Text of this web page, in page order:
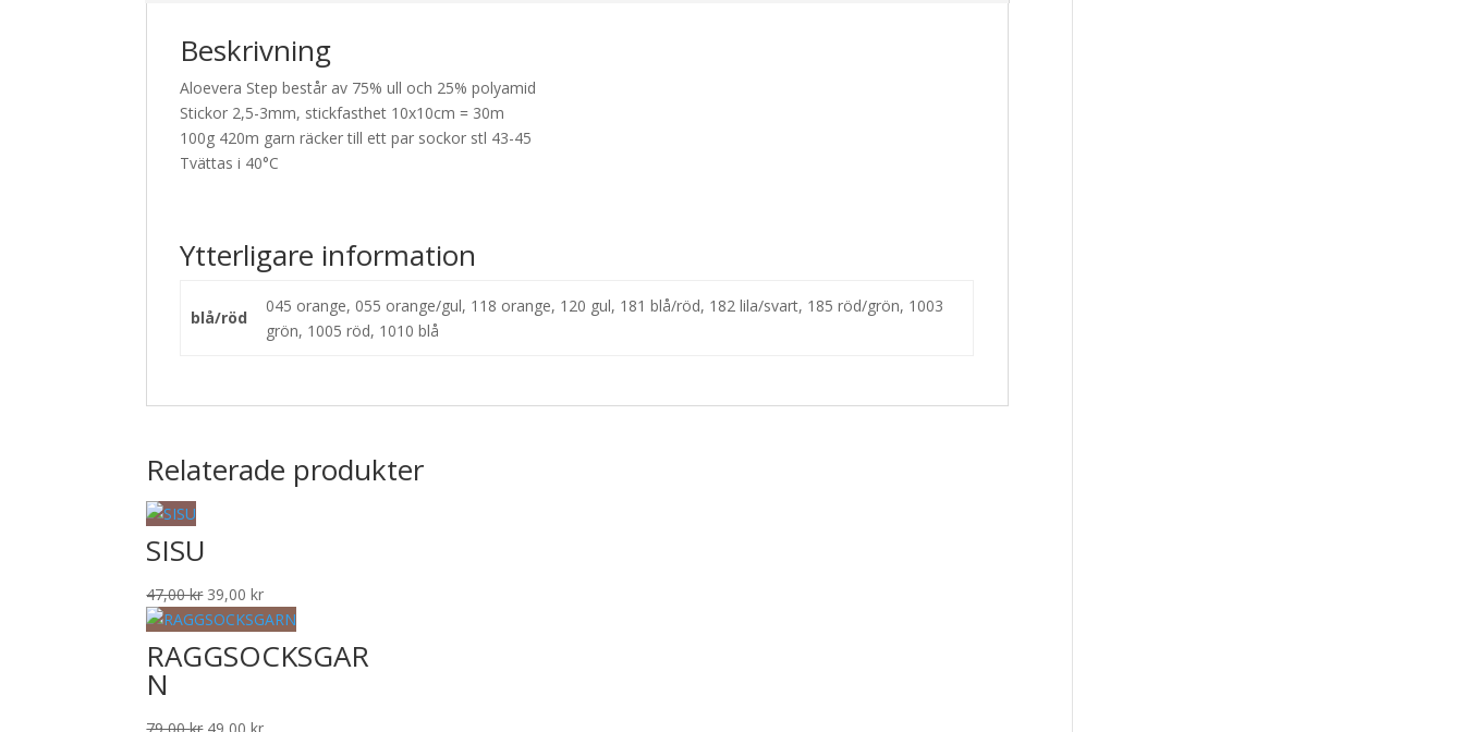
Beskrivning
Aloevera Step består av 75% ull och 25% polyamid
Stickor 2,5-3mm, stickfasthet 10x10cm = 30m
100g 420m garn räcker till ett par sockor stl 43-45
Tvättas i 40°C
Ytterligare information
blå/röd
045 orange, 055 orange/gul, 118 orange, 120 gul, 181 blå/röd, 182 lila/svart, 185 röd/grön, 1003
grön, 1005 röd, 1010 blå
Relaterade produkter
SISU
47,00kr Det
ursprungliga
priset
var:
39,00krDet
nuvarande
priset
är:
RAGGSOCKSGAR
N
Det Det